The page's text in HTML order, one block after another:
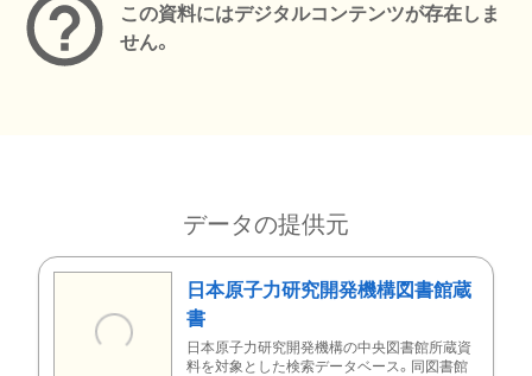
この資料にはデジタルコンテンツが存在しま
せん。
データの提供元
日本原子力研究開発機構図書館蔵
書
日本原子力研究開発機構の中央図書館所蔵資
料を対象とした検索データベース。同図書館